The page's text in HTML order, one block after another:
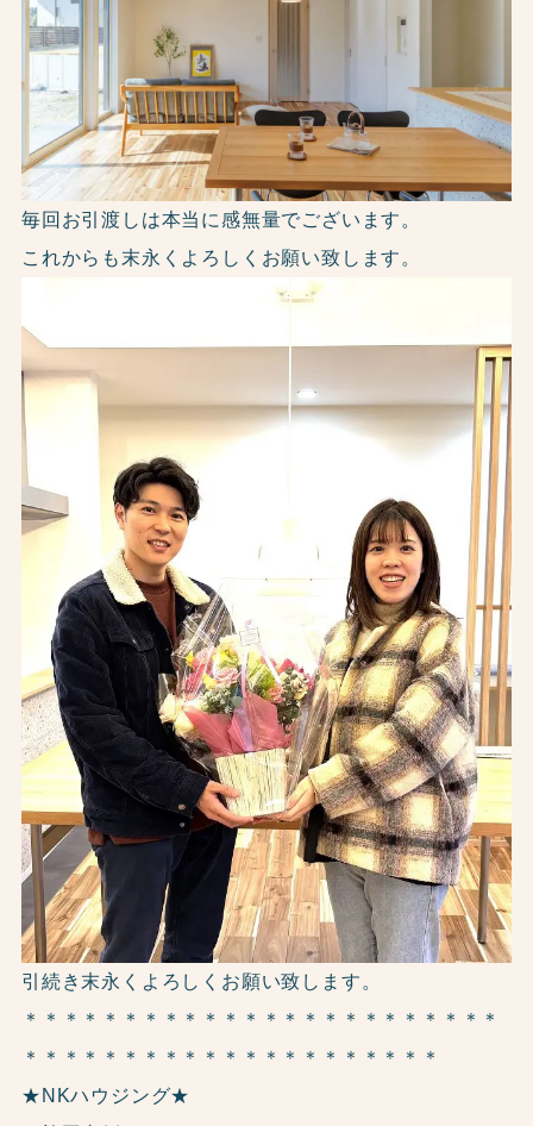
毎回お引渡しは本当に感無量でございます。
これからも末永くよろしくお願い致します。
引続き末永くよろしくお願い致します。
＊＊＊＊＊＊＊＊＊＊＊＊＊＊＊＊＊＊＊＊＊＊＊＊
＊＊＊＊＊＊＊＊＊＊＊＊＊＊＊＊＊＊＊＊＊
★NKハウジング★